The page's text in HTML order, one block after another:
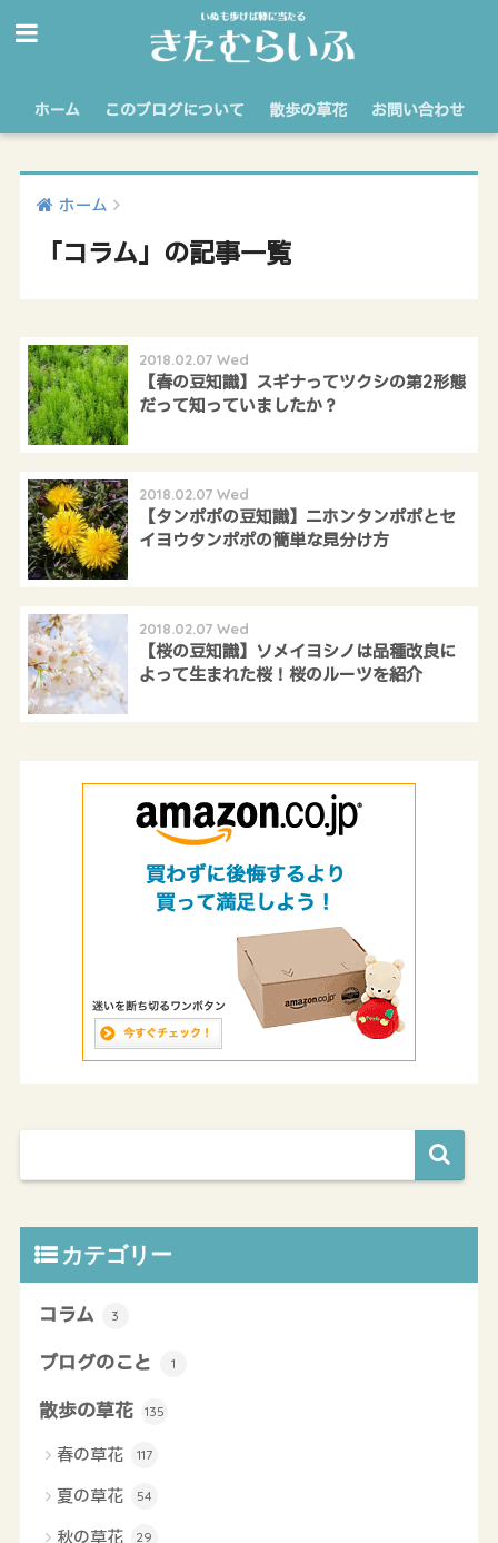
ホーム このブログについて 散歩の草花 お問い合わせ
ホーム
「コラム」の記事一覧
2018.02.07 Wed
【春の豆知識】スギナってツクシの第2形態
だって知っていましたか？
2018.02.07 Wed
【タンポポの豆知識】ニホンタンポポとセ
イヨウタンポポの簡単な見分け方
2018.02.07 Wed
【桜の豆知識】ソメイヨシノは品種改良に
よって生まれた桜！桜のルーツを紹介
カテゴリー
コラム 3
ブログのこと 1
散歩の草花 135
春の草花 117
夏の草花 54
秋の草花 29